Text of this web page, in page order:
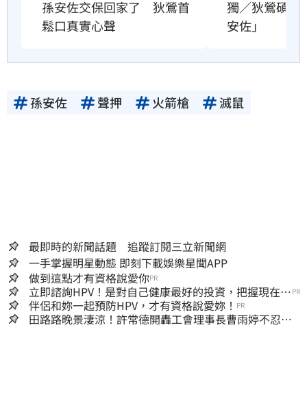
孫安佐交保回家了　狄鶯首
鬆口真實心聲
獨／狄鶯碩士
安佐」
孫安佐 聲押 火箭槍 滅鼠
最即時的新聞話題 追蹤訂閱三立新聞網
一手掌握明星動態 即刻下載娛樂星聞APP
做到這點才有資格說愛你PR
立即諮詢HPV！是對自己健康最好的投資，把握現在不
嫌晚！
PR
伴侶和妳一起預防HPV，才有資格說愛妳！ PR
田路路晚景淒涼！許常德開轟工會理事長曹雨婷不忍